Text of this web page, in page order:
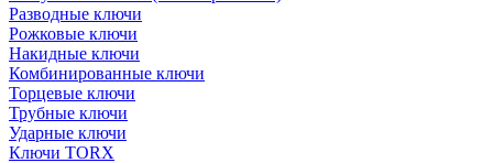
Разводные ключи
Рожковые ключи
Накидные ключи
Комбинированные ключи
Торцевые ключи
Трубные ключи
Ударные ключи
Ключи TORX